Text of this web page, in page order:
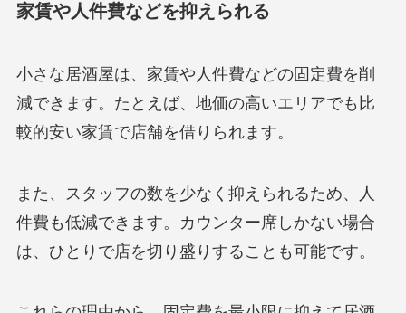
家賃や人件費などを抑えられる
小さな居酒屋は、家賃や人件費などの固定費を削
減できます。たとえば、地価の高いエリアでも比
較的安い家賃で店舗を借りられます。
また、スタッフの数を少なく抑えられるため、人
件費も低減できます。カウンター席しかない場合
は、ひとりで店を切り盛りすることも可能です。